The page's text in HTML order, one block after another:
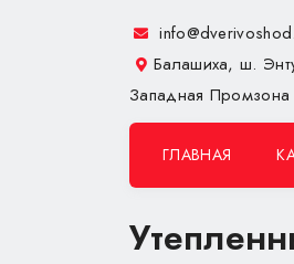
Балашиха, ш.
Западная Промзона
ГЛАВНАЯ